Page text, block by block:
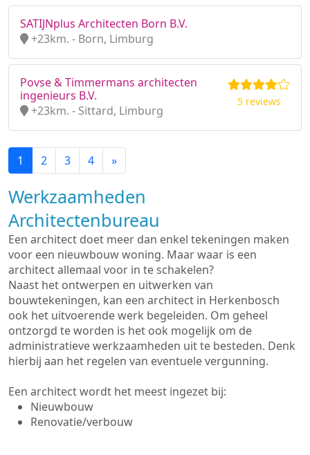
SATIJNplus Architecten Born B.V.
+23km. - Born, Limburg
Povse & Timmermans architecten
ingenieurs B.V.
+23km. - Sittard, Limburg
5 reviews
1 2 3 4 »
Werkzaamheden
Architectenbureau
Een architect doet meer dan enkel tekeningen maken
voor een nieuwbouw woning. Maar waar is een
architect allemaal voor in te schakelen?
Naast het ontwerpen en uitwerken van
bouwtekeningen, kan een architect in Herkenbosch
ook het uitvoerende werk begeleiden. Om geheel
ontzorgd te worden is het ook mogelijk om de
administratieve werkzaamheden uit te besteden. Denk
hierbij aan het regelen van eventuele vergunning.
Een architect wordt het meest ingezet bij:
Nieuwbouw
Renovatie/verbouw